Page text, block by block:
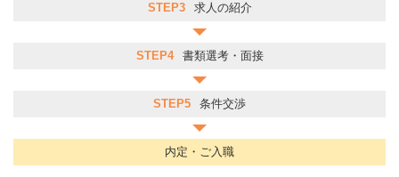
STEP3 求人の紹介
STEP4 書類選考・面接
STEP5 条件交渉
内定・ご入職